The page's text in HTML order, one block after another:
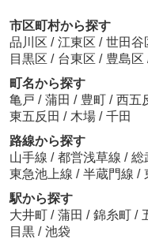
市区町村から探す
品川区 / 江東区 / 世田谷
目黒区 / 台東区 / 豊島区
町名から探す
亀戸 / 蒲田 / 豊町 / 西五
東五反田 / 木場 / 千田
路線から探す
山手線 / 都営浅草線 / 総
東急池上線 / 半蔵門線 /
駅から探す
大井町 / 蒲田 / 錦糸町 /
目黒 / 池袋